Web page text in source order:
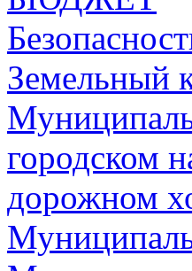
Земельный
городском
дорожном